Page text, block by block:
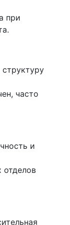
при
часто
и
отделов